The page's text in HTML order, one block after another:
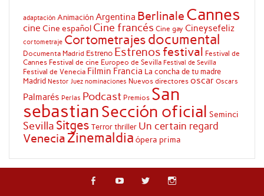
adaptación AnimaciónArgentina Berlinale Cannes
cine Cine español Cine francés Cine gay Cineysefeliz
cortometraje Cortometrajes documental
Documenta Madrid Estreno Estrenos festival Festival de
Cannes Festival de cine Europeo de Sevilla Festival de Sevilla
Festival de Venecia Filmin Francia La concha de tu madre
Madrid Nestor Juez nominaciones Nuevos directores oscar Oscars
Palmarés Perlas Podcast Premios San
sebastianSección oficial Seminci
Sevilla Sitges Terrorthriller Un certain regard
Venecia Zinemaldia ópera prima